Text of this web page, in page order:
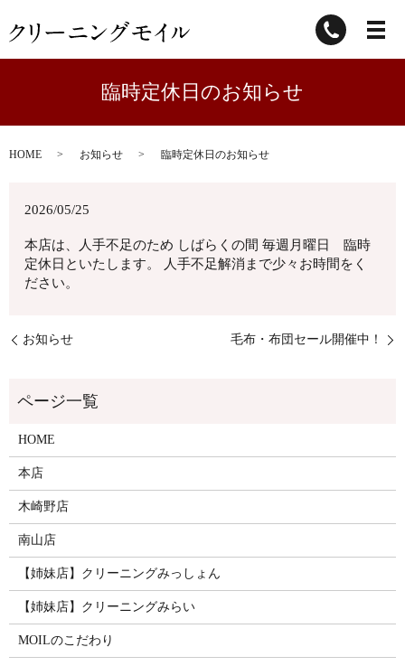
臨時定休日のお知らせ
HOME お知らせ 臨時定休日のお知らせ
2026/05/25
本店は、人手不足のため しばらくの間 毎週月曜日 臨時
定休日といたします。 人手不足解消まで少々お時間をく
ださい。
お知らせ 毛布・布団セール開催中！
HOME
本店
木崎野店
南山店
【姉妹店】クリーニングみっしょん
【姉妹店】クリーニングみらい
MOILのこだわり